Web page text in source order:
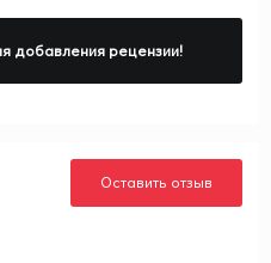
добавления рецензии!
Оставить отзыв